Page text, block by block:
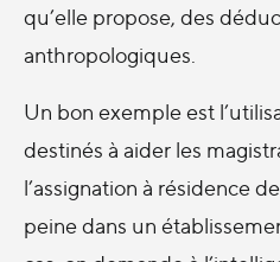
qu’elle propose, des
anthropologiques.
Un bon exemple est
destinés à aider les
l’assignation à résidence
peine dans un